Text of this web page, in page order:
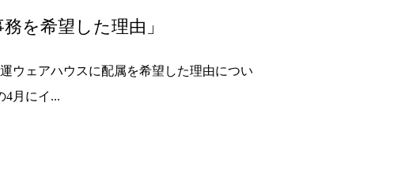
を希望した理由」
ウェアハウスに配属を希望した理由につい
月にイ...